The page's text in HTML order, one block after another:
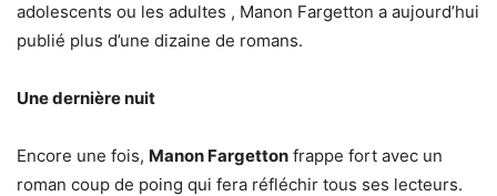
adolescents ou les adultes , Manon Fargetton a aujourd’hui
publié plus d’une dizaine de romans.
Une dernière nuit
Encore une fois, Manon Fargetton frappe fort avec un
roman coup de poing qui fera réfléchir tous ses lecteurs.